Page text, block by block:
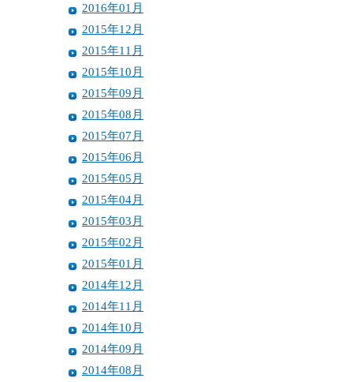
2016年01月
2015年12月
2015年11月
2015年10月
2015年09月
2015年08月
2015年07月
2015年06月
2015年05月
2015年04月
2015年03月
2015年02月
2015年01月
2014年12月
2014年11月
2014年10月
2014年09月
2014年08月